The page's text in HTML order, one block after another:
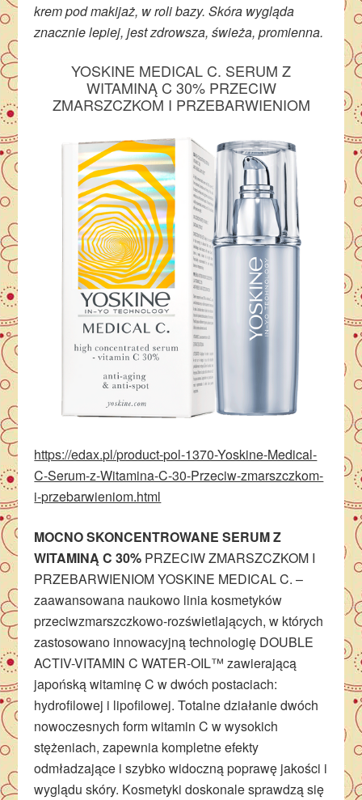
krem pod makijaż, w roli bazy. Skóra wygląda
znacznie lepiej, jest zdrowsza, świeża, promienna.
YOSKINE MEDICAL C. SERUM Z
WITAMINĄ C 30% PRZECIW
ZMARSZCZKOM I PRZEBARWIENIOM
https://edax.pl/product-pol-1370-Yoskine-Medical-
C-Serum-z-Witamina-C-30-Przeciw-zmarszczkom-
i-przebarwieniom.html
MOCNO SKONCENTROWANE SERUM Z
WITAMINĄ C 30% PRZECIW ZMARSZCZKOM I
PRZEBARWIENIOM YOSKINE MEDICAL C. –
zaawansowana naukowo linia kosmetyków
przeciwzmarszczkowo-rozświetlających, w których
zastosowano innowacyjną technologię DOUBLE
ACTIV-VITAMIN C WATER-OIL™ zawierającą
japońską witaminę C w dwóch postaciach:
hydrofilowej i lipofilowej. Totalne działanie dwóch
nowoczesnych form witamin C w wysokich
stężeniach, zapewnia kompletne efekty
odmładzające i szybko widoczną poprawę jakości i
wyglądu skóry. Kosmetyki doskonale sprawdzą się